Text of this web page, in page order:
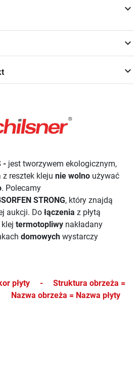
keyboard_arrow_down
keyboard_arrow_down
keyboard_arrow_down
- jest tworzywem ekologicznym,
resztek kleju nie wolno używać
. Polecamy
STRONG, który znajdą
aukcji. Do łączenia z płytą
termotopliwy nakładany
domowych wystarczy
płyty - Struktura obrzeża =
- Nazwa obrzeża = Nazwa płyty